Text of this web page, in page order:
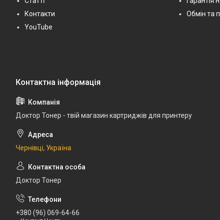
Контакти
YouTube
Обмін та
Доктор Тонер - твій магазин картриджів для принтеру
Чернівці, Україна
Доктор Тонер
+380 (96) 069-64-66